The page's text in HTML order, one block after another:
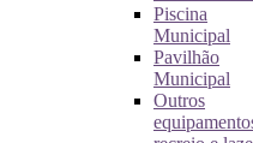
Piscina
Municipal
Pavilhão
Municipal
Outros